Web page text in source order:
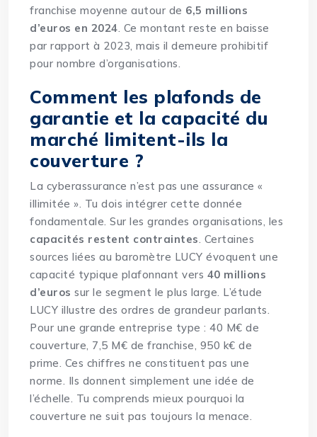
franchise moyenne autour de 6,5 millions
d’euros en 2024 . Ce montant reste en baisse
par rapport à 2023, mais il demeure prohibitif
pour nombre d’organisations.
Comment les plafonds de
garantie et la capacité du
marché limitent-ils la
couverture ?
La cyberassurance n’est pas une assurance «
illimitée ». Tu dois intégrer cette donnée
fondamentale. Sur les grandes organisations, les
capacités restent contraintes . Certaines
sources liées au baromètre LUCY évoquent une
capacité typique plafonnant vers 40 millions
d’euros sur le segment le plus large. L’étude
LUCY illustre des ordres de grandeur parlants.
Pour une grande entreprise type : 40 M€ de
couverture, 7,5 M€ de franchise, 950 k€ de
prime. Ces chiffres ne constituent pas une
norme. Ils donnent simplement une idée de
l’échelle. Tu comprends mieux pourquoi la
couverture ne suit pas toujours la menace.